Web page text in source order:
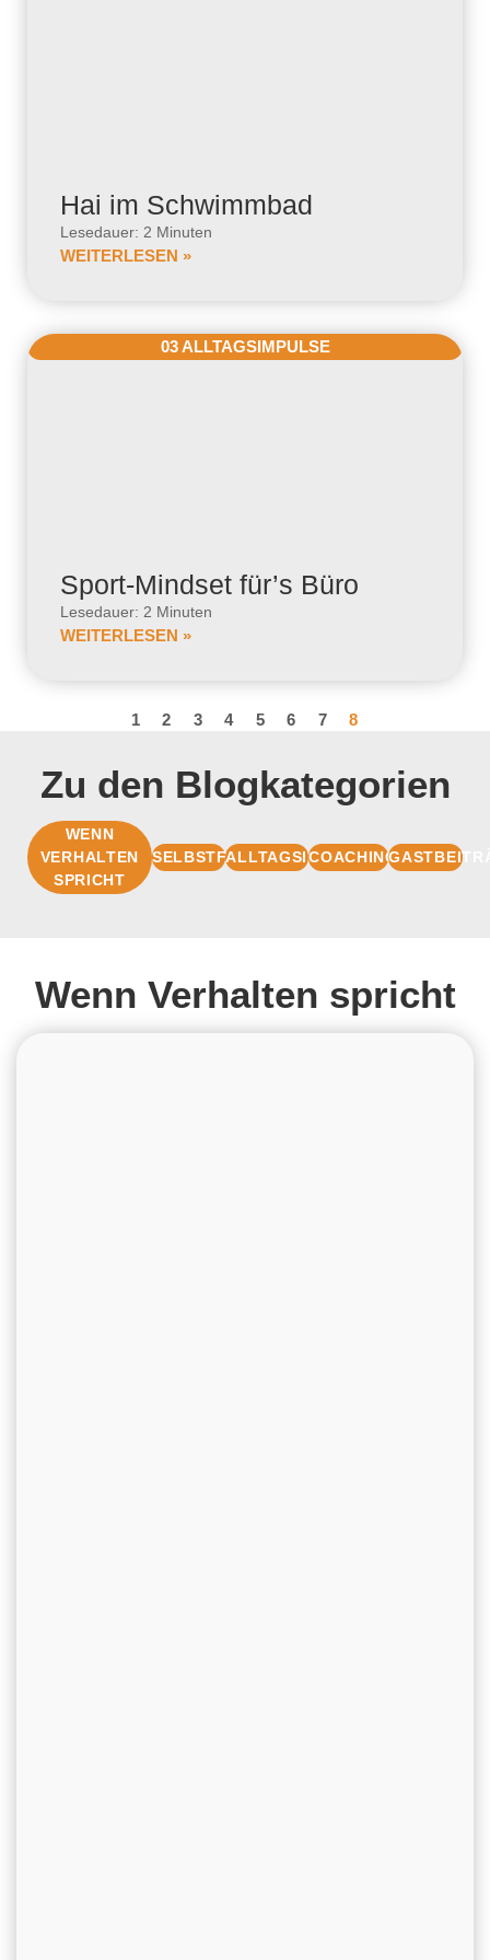
Hai im Schwimmbad
Lesedauer: 2 Minuten
WEITERLESEN »
03 ALLTAGSIMPULSE
Sport-Mindset für’s Büro
Lesedauer: 2 Minuten
WEITERLESEN »
1 2 3 4 5 6 7 8
Zu den Blogkategorien
WENN
VERHALTEN
SPRICHT
SELBSTFÜHRUNGALLTAGSIMPULSECOACHINGBASIS
Wenn Verhalten spricht